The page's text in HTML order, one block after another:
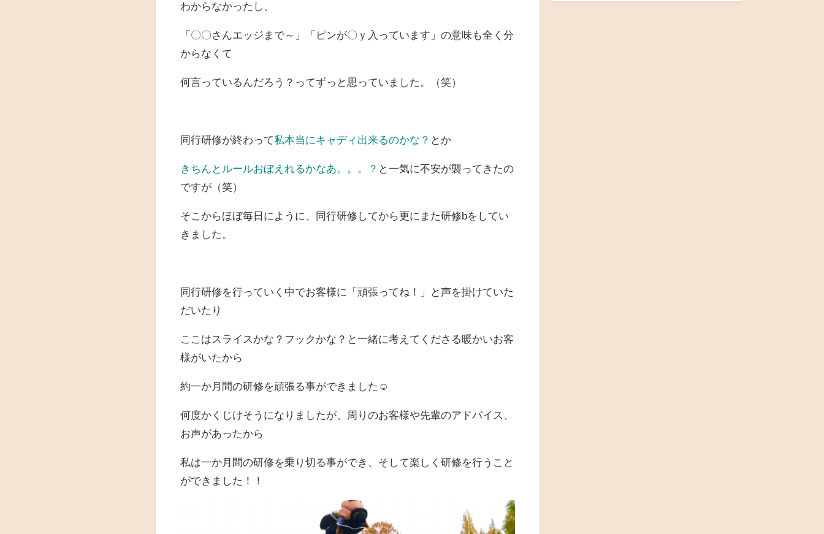
わからなかったし、
「〇〇さんエッジまで～」「ピンが〇ｙ入っています」の意味も全く分
からなくて
何言っているんだろう？ってずっと思っていました。（笑）
同行研修が終わって私本当にキャディ出来るのかな？ とか
きちんとルールおぼえれるかなあ。。。？ と一気に不安が襲ってきたの
ですが（笑）
そこからほぼ毎日にように、同行研修してから更にまた研修bをしてい
きました。
同行研修を行っていく中でお客様に「頑張ってね！」と声を掛けていた
だいたり
ここはスライスかな？フックかな？と一緒に考えてくださる暖かいお客
様がいたから
約一か月間の研修を頑張る事ができました☺
何度かくじけそうになりましたが、周りのお客様や先輩のアドバイス、
お声があったから
私は一か月間の研修を乗り切る事ができ、そして楽しく研修を行うこと
ができました！！